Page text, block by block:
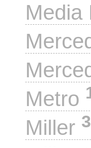
Media
Metro
Miller 3